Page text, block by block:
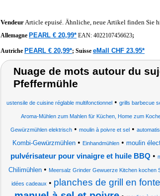
VendeurArticle epuisé. Ähnliche, neue Artikel finden Sie
Allemagne PEARL € 20,99* EAN: 4022107456623;
Autriche PEARL € 20,99*; Suisse eMall CHF 23.95*
Nuage de mots autour du
Pfeffermühle
ustensile de cuisine réglable multifonctionnel• grills barbecue
Aroma-Mühlen zum Mahlen für Küchen, Home zum
Gewürzmühlen elektrisch• moulin à poivre et sel•
Kombi-Gewürzmühlen • Einhandmühlen • moulin
pulvérisateur pour vinaigre et huile BBQ •
Chilimühlen • Meersalz Grinder Gewuerze Kitchen kochen
idées cadeaux • planches de grill en fonte